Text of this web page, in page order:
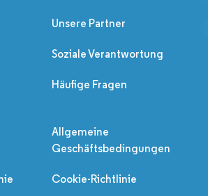
Unsere Partner
Soziale Verantwortung
Häufige Fragen
Allgemeine
Geschäftsbedingungen
Cookie-Richtlinie